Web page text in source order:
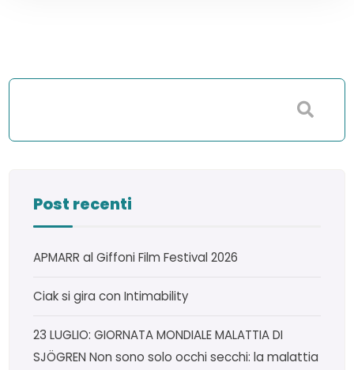
Post recenti
APMARR al Giffoni Film Festival 2026
Ciak si gira con Intimability
23 LUGLIO: GIORNATA MONDIALE MALATTIA DI
SJÖGREN Non sono solo occhi secchi: la malattia